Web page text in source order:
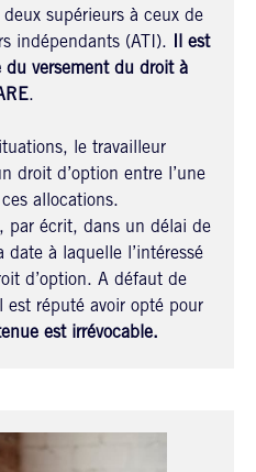
supérieurs à ceux de
indépendants (ATI).
Il est
du versement du droit à
.
le travailleur
droit d’option entre l’une
allocations.
par écrit, dans un délai de
à laquelle l’intéressé
d’option. A défaut de
est réputé avoir opté pour
est irrévocable.